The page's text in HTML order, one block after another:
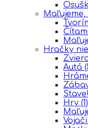
Hračky
Autá
Hry (1)